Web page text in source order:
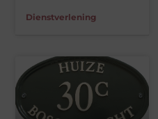
Dienstverlening